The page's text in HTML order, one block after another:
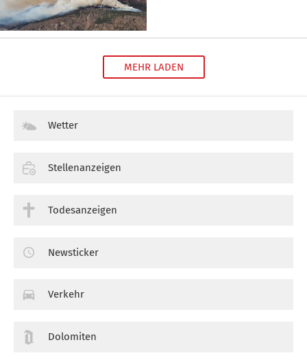
MEHR LADEN
Wetter
Stellenanzeigen
Todesanzeigen
Newsticker
Verkehr
Dolomiten